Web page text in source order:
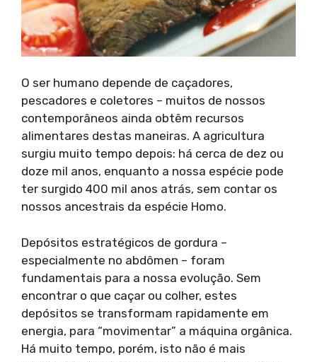
O ser humano depende de caçadores,
pescadores e coletores – muitos de nossos
contemporâneos ainda obtêm recursos
alimentares destas maneiras. A agricultura
surgiu muito tempo depois: há cerca de dez ou
doze mil anos, enquanto a nossa espécie pode
ter surgido 400 mil anos atrás, sem contar os
nossos ancestrais da espécie Homo.
Depósitos estratégicos de gordura –
especialmente no abdômen – foram
fundamentais para a nossa evolução. Sem
encontrar o que caçar ou colher, estes
depósitos se transformam rapidamente em
energia, para “movimentar” a máquina orgânica.
Há muito tempo, porém, isto não é mais